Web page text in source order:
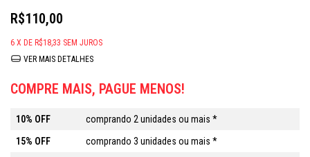
R$110,00
6 X DE R$18,33 SEM JUROS
VER MAIS DETALHES
COMPRE MAIS, PAGUE MENOS!
10% OFF
comprando 2 unidades ou mais *
15% OFF
comprando 3 unidades ou mais *